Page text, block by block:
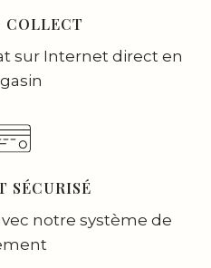
sur Internet direct en
SÉCURISÉ
notre système de